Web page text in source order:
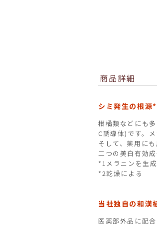
商品詳細
シミ発生の根源
柑橘類などにも
C誘導体)です。
そして、薬用に
二つの美白有効
*1メラニンを生
*2乾燥による
当社独自の和漢
医薬部外品に配